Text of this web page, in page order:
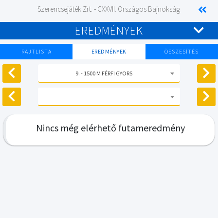
Szerencsejáték Zrt. - CXXVII. Országos Bajnokság
EREDMÉNYEK
RAJTLISTA EREDMÉNYEK ÖSSZESÍTÉS
9. - 1500 M FÉRFI GYORS
Nincs még elérhető futameredmény